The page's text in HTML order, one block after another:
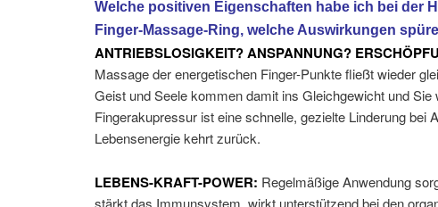
Welche positiven Eigenschaften habe ich bei der
Finger-Massage-Ring, welche Auswirkungen
ANTRIEBSLOSIGKEIT? ANSPANNUNG?
Massage der energetischen Finger-Punkte fließt wieder
Geist und Seele kommen damit ins Gleichgewicht und Sie
Fingerakupressur ist eine schnelle, gezielte Linderung bei
Lebensenergie kehrt zurück.
LEBENS-KRAFT-POWER: Regelmäßige Anwendung
stärkt das Immunsystem, wirkt unterstützend bei den